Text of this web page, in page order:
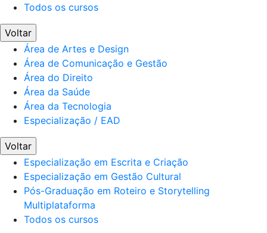
Todos os cursos
Voltar
Área de Artes e Design
Área de Comunicação e Gestão
Área do Direito
Área da Saúde
Área da Tecnologia
Especialização / EAD
Voltar
Especialização em Escrita e Criação
Especialização em Gestão Cultural
Pós-Graduação em Roteiro e Storytelling
Multiplataforma
Todos os cursos